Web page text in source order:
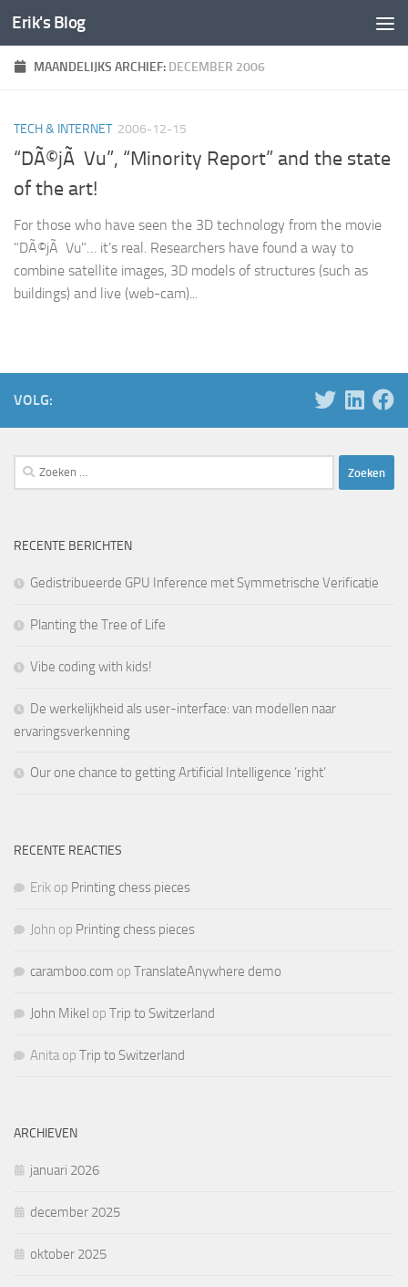
Doorgaan naar inhoud
Erik's Blog
MAANDELIJKS ARCHIEF: DECEMBER 2006
TECH & INTERNET 2006-12-15
“DÃ©jÃ Vu”, “Minority Report” and the state
of the art!
For those who have seen the 3D technology from the movie
"DÃ©jÃ Vu"… it’s real. Researchers have found a way to
combine satellite images, 3D models of structures (such as
buildings) and live (web-cam)...
VOLG:
Zoeken
naar:
RECENTE BERICHTEN
Gedistribueerde GPU Inference met Symmetrische Verificatie
Planting the Tree of Life
Vibe coding with kids!
De werkelijkheid als user-interface: van modellen naar
ervaringsverkenning
Our one chance to getting Artificial Intelligence ‘right’
RECENTE REACTIES
Erik op Printing chess pieces
John op Printing chess pieces
caramboo.com op TranslateAnywhere demo
John Mikel op Trip to Switzerland
Anita op Trip to Switzerland
ARCHIEVEN
januari 2026
december 2025
oktober 2025